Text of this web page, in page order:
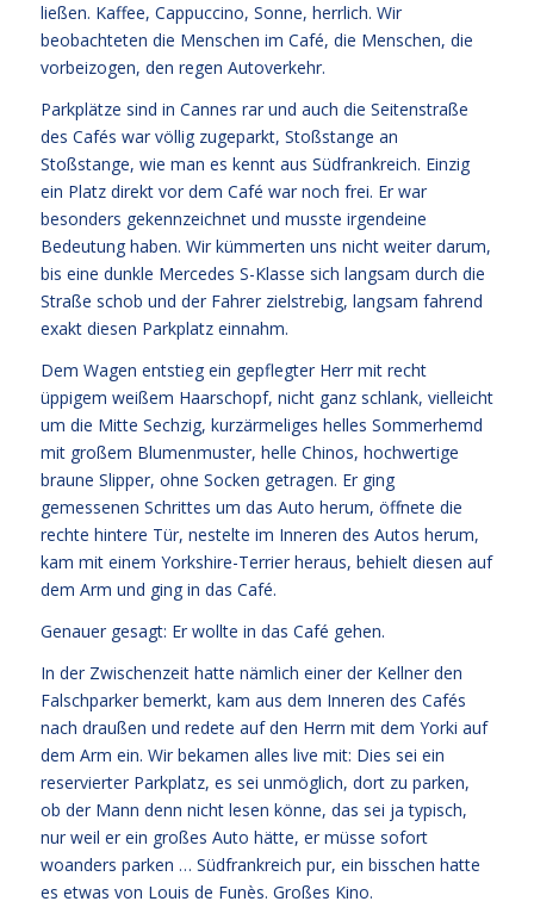
ließen. Kaffee, Cappuccino, Sonne, herrlich. Wir
beobachteten die Menschen im Café, die Menschen, die
vorbeizogen, den regen Autoverkehr.
Parkplätze sind in Cannes rar und auch die Seitenstraße
des Cafés war völlig zugeparkt, Stoßstange an
Stoßstange, wie man es kennt aus Südfrankreich. Einzig
ein Platz direkt vor dem Café war noch frei. Er war
besonders gekennzeichnet und musste irgendeine
Bedeutung haben. Wir kümmerten uns nicht weiter darum,
bis eine dunkle Mercedes S-Klasse sich langsam durch die
Straße schob und der Fahrer zielstrebig, langsam fahrend
exakt diesen Parkplatz einnahm.
Dem Wagen entstieg ein gepflegter Herr mit recht
üppigem weißem Haarschopf, nicht ganz schlank, vielleicht
um die Mitte Sechzig, kurzärmeliges helles Sommerhemd
mit großem Blumenmuster, helle Chinos, hochwertige
braune Slipper, ohne Socken getragen. Er ging
gemessenen Schrittes um das Auto herum, öffnete die
rechte hintere Tür, nestelte im Inneren des Autos herum,
kam mit einem Yorkshire-Terrier heraus, behielt diesen auf
dem Arm und ging in das Café.
Genauer gesagt: Er wollte in das Café gehen.
In der Zwischenzeit hatte nämlich einer der Kellner den
Falschparker bemerkt, kam aus dem Inneren des Cafés
nach draußen und redete auf den Herrn mit dem Yorki auf
dem Arm ein. Wir bekamen alles live mit: Dies sei ein
reservierter Parkplatz, es sei unmöglich, dort zu parken,
ob der Mann denn nicht lesen könne, das sei ja typisch,
nur weil er ein großes Auto hätte, er müsse sofort
woanders parken … Südfrankreich pur, ein bisschen hatte
es etwas von Louis de Funès. Großes Kino.